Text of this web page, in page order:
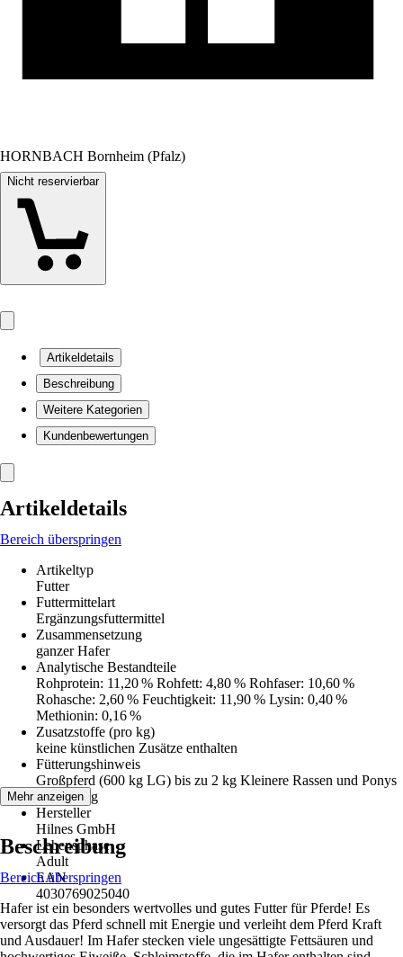
HORNBACH Bornheim (Pfalz)
Nicht reservierbar
Artikeldetails
Beschreibung
Weitere Kategorien
Kundenbewertungen
Artikeldetails
Bereich überspringen
Artikeltyp
Futter
Futtermittelart
Ergänzungsfuttermittel
Zusammensetzung
ganzer Hafer
Analytische Bestandteile
Rohprotein: 11,20 % Rohfett: 4,80 % Rohfaser: 10,60 %
Rohasche: 2,60 % Feuchtigkeit: 11,90 % Lysin: 0,40 %
Methionin: 0,16 %
Zusatzstoffe (pro kg)
keine künstlichen Zusätze enthalten
Fütterungshinweis
Großpferd (600 kg LG) bis zu 2 kg Kleinere Rassen und Ponys
bis zu 1 kg
Hersteller
Hilnes GmbH
Lebensphase
Adult
EAN
4030769025040
Mehr anzeigen
Beschreibung
Bereich überspringen
Hafer ist ein besonders wertvolles und gutes Futter für Pferde! Es
versorgt das Pferd schnell mit Energie und verleiht dem Pferd Kraft
und Ausdauer! Im Hafer stecken viele ungesättigte Fettsäuren und